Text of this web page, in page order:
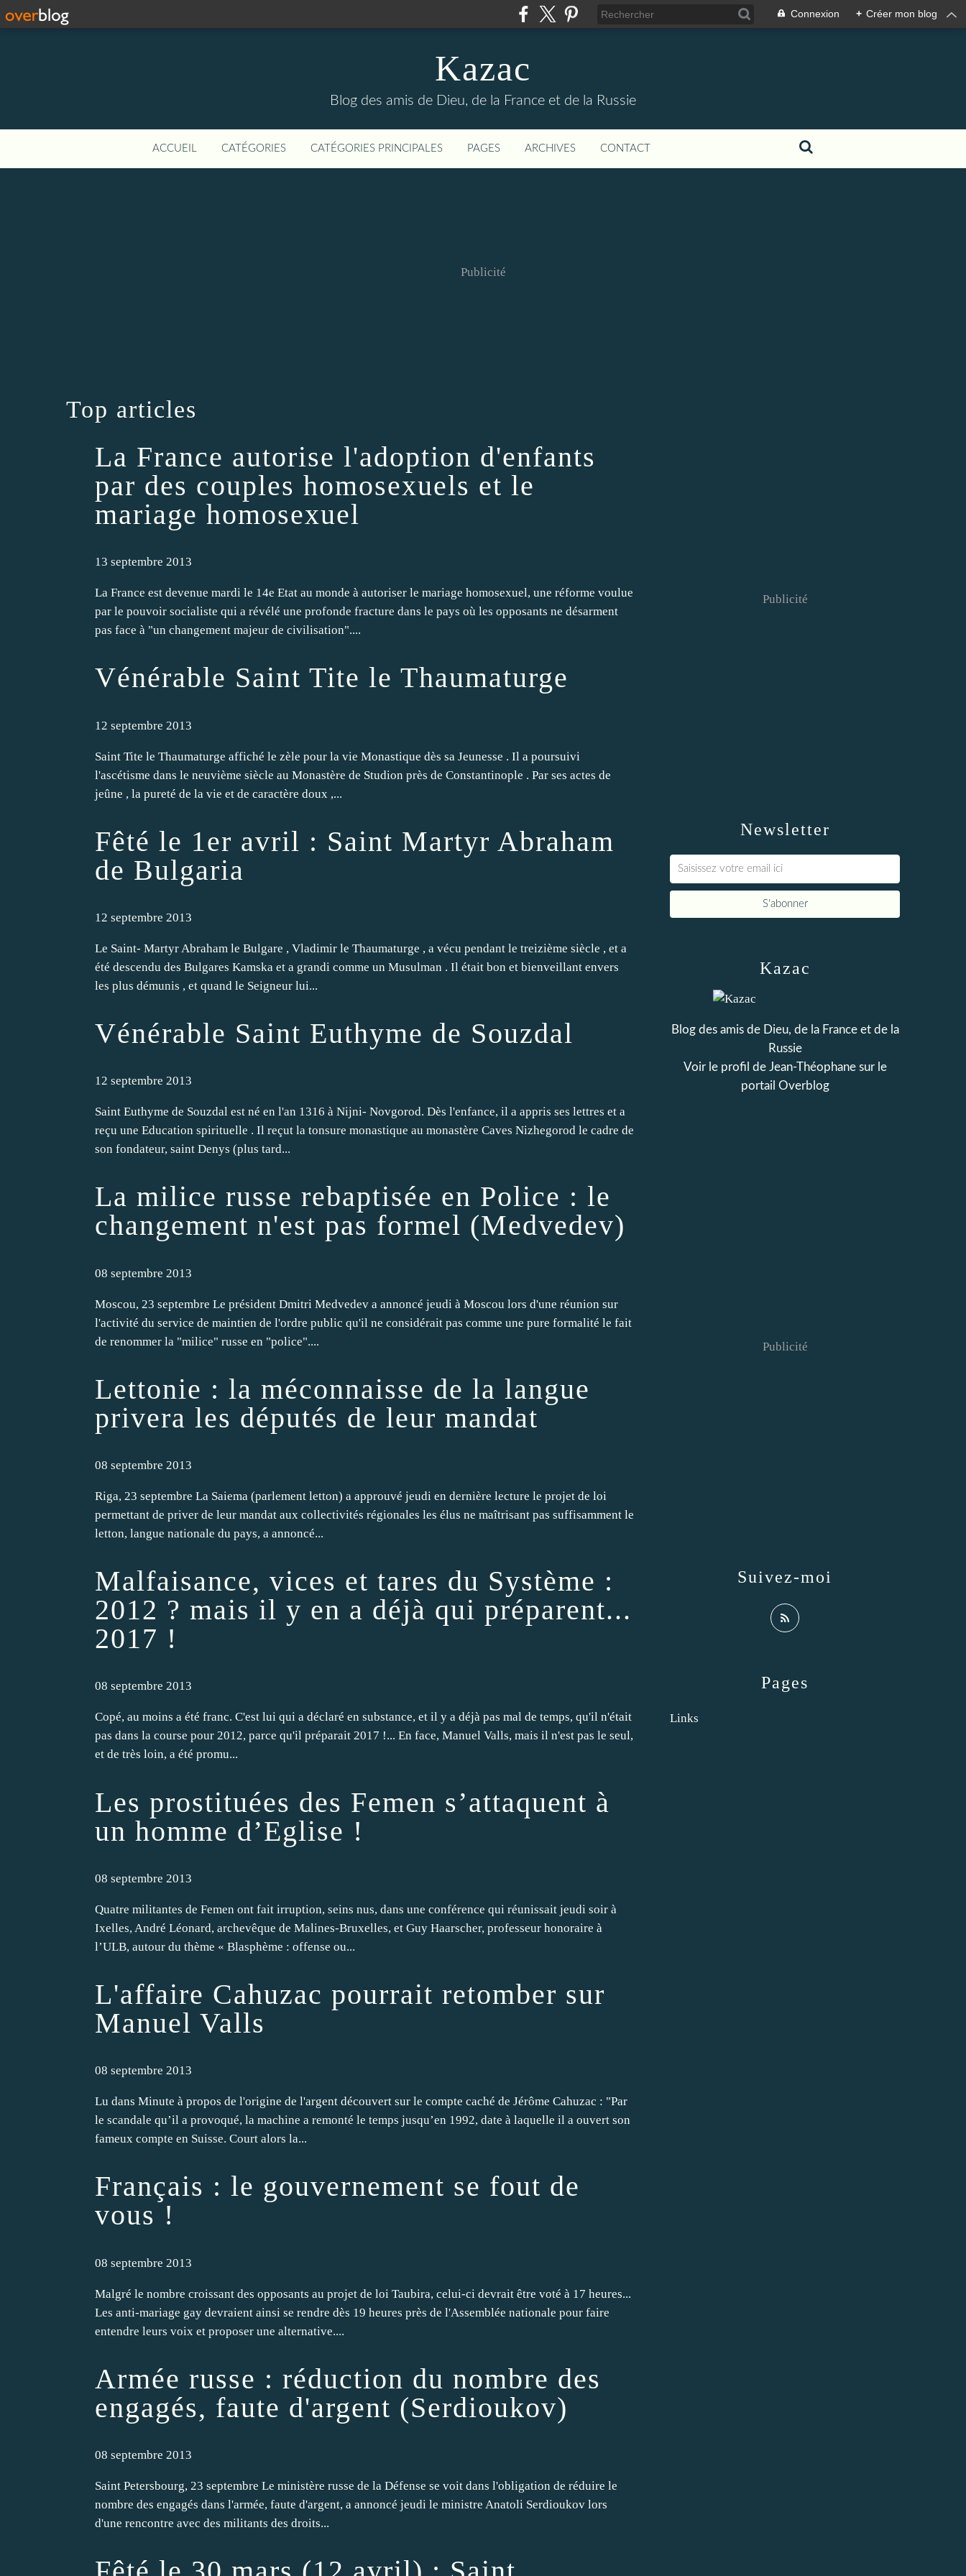
Connexion + Créer mon blog
Kazac
Blog des amis de Dieu, de la France et de la Russie
ACCUEIL CATÉGORIES CATÉGORIES PRINCIPALES PAGES ARCHIVES CONTACT
Publicité
Top articles
La France autorise l'adoption d'enfants
par des couples homosexuels et le
mariage homosexuel
13 septembre 2013
La France est devenue mardi le 14e Etat au monde à autoriser le mariage homosexuel, une réforme voulue
par le pouvoir socialiste qui a révélé une profonde fracture dans le pays où les opposants ne désarment
pas face à "un changement majeur de civilisation"....
Vénérable Saint Tite le Thaumaturge
12 septembre 2013
Saint Tite le Thaumaturge affiché le zèle pour la vie Monastique dès sa Jeunesse . Il a poursuivi
l'ascétisme dans le neuvième siècle au Monastère de Studion près de Constantinople . Par ses actes de
jeûne , la pureté de la vie et de caractère doux ,...
Fêté le 1er avril : Saint Martyr Abraham
de Bulgaria
12 septembre 2013
Le Saint- Martyr Abraham le Bulgare , Vladimir le Thaumaturge , a vécu pendant le treizième siècle , et a
été descendu des Bulgares Kamska et a grandi comme un Musulman . Il était bon et bienveillant envers
les plus démunis , et quand le Seigneur lui...
Vénérable Saint Euthyme de Souzdal
12 septembre 2013
Saint Euthyme de Souzdal est né en l'an 1316 à Nijni- Novgorod. Dès l'enfance, il a appris ses lettres et a
reçu une Education spirituelle . Il reçut la tonsure monastique au monastère Caves Nizhegorod le cadre de
son fondateur, saint Denys (plus tard...
La milice russe rebaptisée en Police : le
changement n'est pas formel (Medvedev)
08 septembre 2013
Moscou, 23 septembre Le président Dmitri Medvedev a annoncé jeudi à Moscou lors d'une réunion sur
l'activité du service de maintien de l'ordre public qu'il ne considérait pas comme une pure formalité le fait
de renommer la "milice" russe en "police"....
Lettonie : la méconnaisse de la langue
privera les députés de leur mandat
08 septembre 2013
Riga, 23 septembre La Saiema (parlement letton) a approuvé jeudi en dernière lecture le projet de loi
permettant de priver de leur mandat aux collectivités régionales les élus ne maîtrisant pas suffisamment le
letton, langue nationale du pays, a annoncé...
Malfaisance, vices et tares du Système :
2012 ? mais il y en a déjà qui préparent...
2017 !
08 septembre 2013
Copé, au moins a été franc. C'est lui qui a déclaré en substance, et il y a déjà pas mal de temps, qu'il n'était
pas dans la course pour 2012, parce qu'il préparait 2017 !... En face, Manuel Valls, mais il n'est pas le seul,
et de très loin, a été promu...
Les prostituées des Femen s’attaquent à
un homme d’Eglise !
08 septembre 2013
Quatre militantes de Femen ont fait irruption, seins nus, dans une conférence qui réunissait jeudi soir à
Ixelles, André Léonard, archevêque de Malines-Bruxelles, et Guy Haarscher, professeur honoraire à
l’ULB, autour du thème « Blasphème : offense ou...
L'affaire Cahuzac pourrait retomber sur
Manuel Valls
08 septembre 2013
Lu dans Minute à propos de l'origine de l'argent découvert sur le compte caché de Jérôme Cahuzac : "Par
le scandale qu’il a provoqué, la machine a remonté le temps jusqu’en 1992, date à laquelle il a ouvert son
fameux compte en Suisse. Court alors la...
Français : le gouvernement se fout de
vous !
08 septembre 2013
Malgré le nombre croissant des opposants au projet de loi Taubira, celui-ci devrait être voté à 17 heures...
Les anti-mariage gay devraient ainsi se rendre dès 19 heures près de l'Assemblée nationale pour faire
entendre leurs voix et proposer une alternative....
Armée russe : réduction du nombre des
engagés, faute d'argent (Serdioukov)
08 septembre 2013
Saint Petersbourg, 23 septembre Le ministère russe de la Défense se voit dans l'obligation de réduire le
nombre des engagés dans l'armée, faute d'argent, a annoncé jeudi le ministre Anatoli Serdioukov lors
d'une rencontre avec des militants des droits...
Newsletter
Publicité
Pages
Links
Kazac
Blog des amis de Dieu, de la France et de la
Russie
Voir le profil de Jean-Théophanesur le
portail Overblog
Suivez-moi
Publicité